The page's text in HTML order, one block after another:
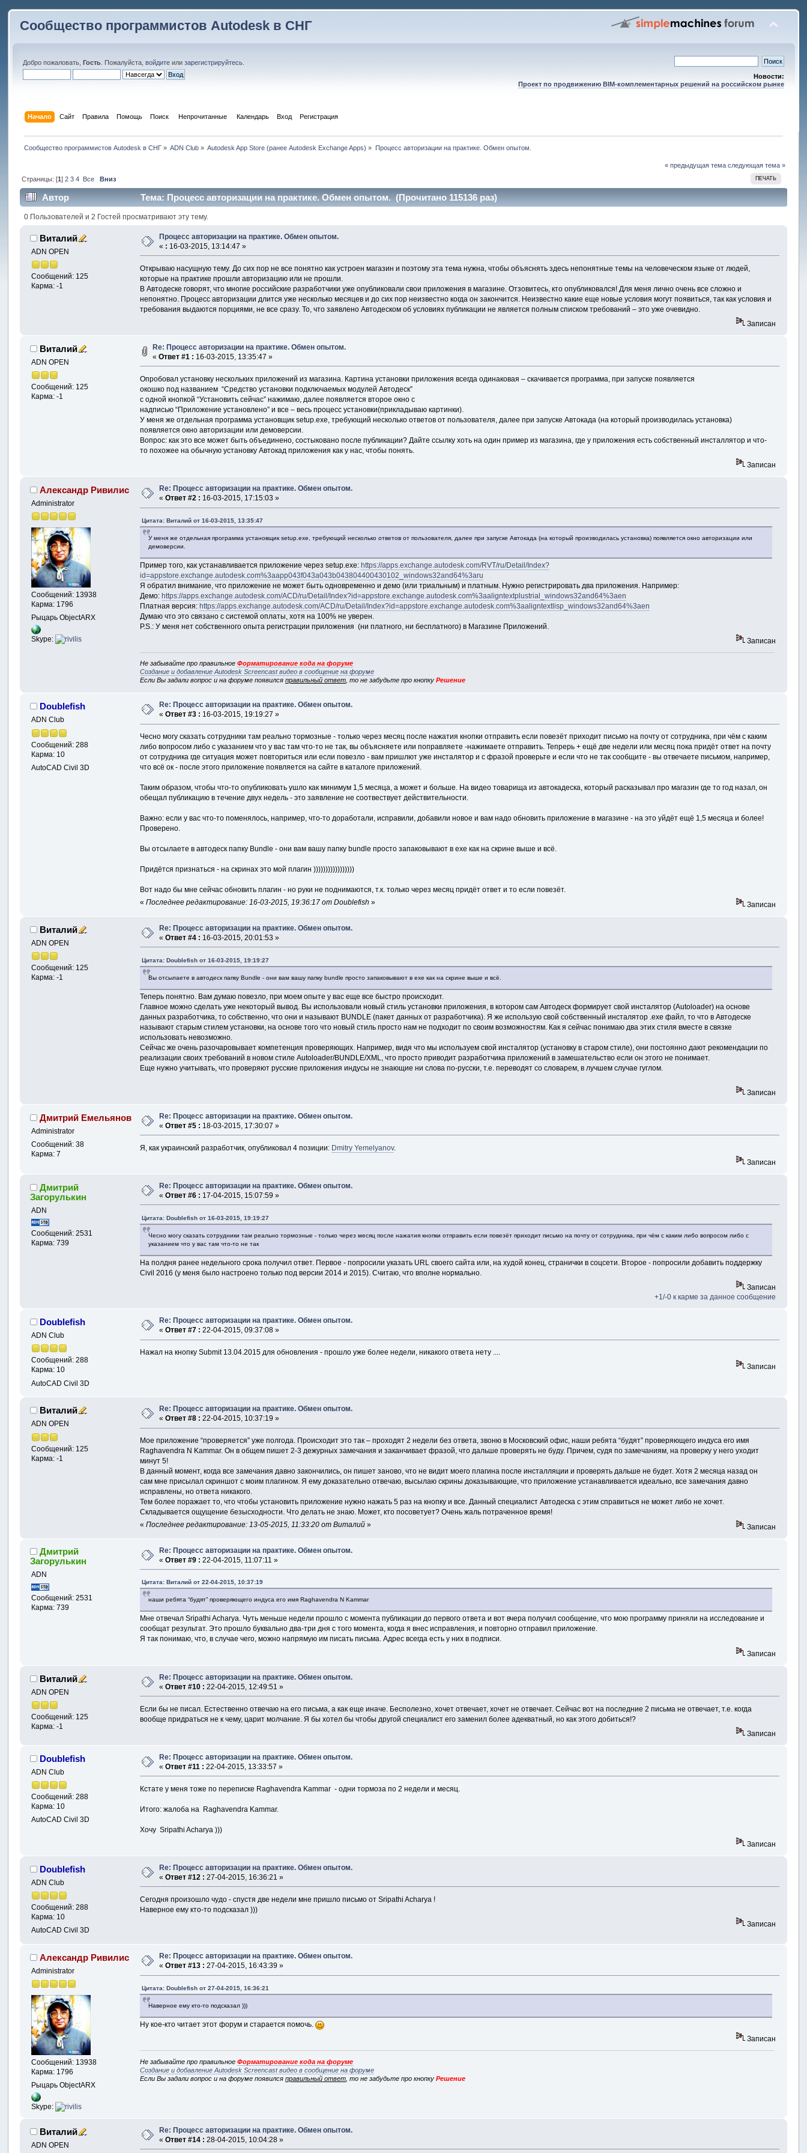
Сообщество программистов Autodesk в СНГ
Добро пожаловать,Гость . Пожалуйста,войдите илизарегистрируйтесь
Новости:
Проект по продвижению BIM-комплементарных решений на российском рынке
Начало Сайт Правила Помощь Поиск Непрочитанные Календарь Вход Регистрация
Сообщество программистов Autodesk в СНГ» ADN Club » Autodesk App Store (ранее Autodesk Exchange Apps) » Процесс авторизации на практике. Обмен опытом.
« предыдущая тема следующая тема »
ПЕЧАТЬ
Страницы: [1] 2 3 4 Все Вниз
Автор Тема: Процесс авторизации на практике. Обмен опытом. (Прочитано 115136 раз)
0 Пользователей и 2 Гостей просматривают эту тему.
Виталий
ADN OPEN
Сообщений: 125
Карма: -1
Процесс авторизации на практике. Обмен опытом.
« : 16-03-2015, 13:14:47 »
Открываю насущную тему. До сих пор не все понятно как устроен магазин и поэтому эта тема нужна, чтобы объяснять здесь непонятные темы на человеческом языке от людей,
которые на практике прошли авторизацию или не прошли.
В Автодеске говорят, что многие российские разработчики уже опубликовали свои приложения в магазине. Отзовитесь, кто опубликовался! Для меня лично очень все сложно и
непонятно. Процесс авторизации длится уже несколько месяцев и до сих пор неизвестно когда он закончится. Неизвестно какие еще новые условия могут появиться, так как условия и
требования выдаются порциями, не все сразу. То, что заявлено Автодеском об условиях публикации не является полным списком требований – это уже очевидно.
Записан
Виталий
ADN OPEN
Сообщений: 125
Карма: -1
Re: Процесс авторизации на практике. Обмен опытом.
«Ответ #1 : 16-03-2015, 13:35:47 »
Опробовал установку нескольких приложений из магазина. Картина установки приложения всегда одинаковая – скачивается программа, при запуске появляется
окошко под названием “Средство установки подключаемых модулей Автодеск”
с одной кнопкой “Установить сейчас” нажимаю, далее появляется второе окно с
надписью “Приложение установлено” и все – весь процесс установки(прикладываю картинки).
У меня же отдельная программа установщик setup.exe, требующий несколько ответов от пользователя, далее при запуске Автокада (на который производилась установка)
появляется окно авторизации или демоверсии.
Вопрос: как это все может быть объединено, состыковано после публикации? Дайте ссылку хоть на один пример из магазина, где у приложения есть собственный инсталлятор и что-
то похожее на обычную установку Автокад приложения как у нас, чтобы понять.
Записан
Александр Ривилис
Administrator
Сообщений: 13938
Карма: 1796
Рыцарь ObjectARX
Skype:
Re: Процесс авторизации на практике. Обмен опытом.
«Ответ #2 : 16-03-2015, 17:15:03 »
Цитата: Виталий от 16-03-2015, 13:35:47
У меня же отдельная программа установщик setup.exe, требующий несколько ответов от пользователя, далее при запуске Автокада (на который производилась установка) появляется окно авторизации или
демоверсии.
Пример того, как устанавливается приложение через setup.exe: https://apps.exchange.autodesk.com/RVT/ru/Detail/Index?
id=appstore.exchange.autodesk.com%3aapp043f043a043b043804400430102_windows32and64%3aru
Я обратил внимание, что приложение не может быть одновременно и демо (или триальным) и платным. Нужно регистрировать два приложения. Например:
Демо: https://apps.exchange.autodesk.com/ACD/ru/Detail/Index?id=appstore.exchange.autodesk.com%3aaligntextplustrial_windows32and64%3aen
Платная версия: https://apps.exchange.autodesk.com/ACD/ru/Detail/Index?id=appstore.exchange.autodesk.com%3aaligntextlisp_windows32and64%3aen
Думаю что это связано с системой оплаты, хотя на 100% не уверен.
P.S.: У меня нет собственного опыта регистрации приложения (ни платного, ни бесплатного) в Магазине Приложений.
Записан
Не забывайте про правильноеФорматирование кода на форуме
Создание и добавление Autodesk Screencast видео в сообщение на форуме
Если Вы задали вопрос и на форуме появилсяправильный ответ, то не забудьте про кнопкуРешение
Doublefish
ADN Club
Сообщений: 288
Карма: 10
AutoCAD Civil 3D
Re: Процесс авторизации на практике. Обмен опытом.
«Ответ #3 : 16-03-2015, 19:19:27 »
Чесно могу сказать сотрудники там реально тормозные - только через месяц после нажатия кнопки отправить если повезёт приходит письмо на почту от сотрудника, при чём с каким
либо вопросом либо с указанием что у вас там что-то не так, вы объясняете или поправляете -нажимаете отправить. Тепрерь + ещё две недели или месяц пока придёт ответ на почту
от сотрудника где ситуация может повториться или если повезло - вам пришлют уже инсталятор и с фразой проверьте и если что не так сообщите - вы отвечаете письмом, например,
что всё ок - после этого приложение появляется на сайте в каталоге приложений.
Таким образом, чтобы что-то опубликовать ушло как минимум 1,5 месяца, а может и больше. На видео товарища из автокадеска, который расказывал про магазин где то год назал, он
обещал публикацию в течение двух недель - это заявление не соотвествует действительности.
Важно: если у вас что-то поменялось, например, что-то доработали, исправили, добавили новое и вам надо обновить приложение в магазине - на это уйдёт ещё 1,5 месяца и более!
Проверено.
Вы отсылаете в автодеск папку Bundle - они вам вашу папку bundle просто запаковывают в exe как на скрине выше и всё.
Придётся признаться - на скринах это мой плагин )))))))))))))))))
Вот надо бы мне сейчас обновить плагин - но руки не поднимаются, т.к. только через месяц придёт ответ и то если повезёт.
«Последнее редактирование: 16-03-2015, 19:36:17 от Doublefish » Записан
Виталий
ADN OPEN
Сообщений: 125
Карма: -1
Re: Процесс авторизации на практике. Обмен опытом.
«Ответ #4 : 16-03-2015, 20:01:53 »
Цитата: Doublefish от 16-03-2015, 19:19:27
Вы отсылаете в автодеск папку Bundle - они вам вашу папку bundle просто запаковывают в exe как на скрине выше и всё.
Теперь понятно. Вам думаю повезло, при моем опыте у вас еще все быстро происходит.
Главное можно сделать уже некоторый вывод. Вы использовали новый стиль установки приложения, в котором сам Автодеск формирует свой инсталятор (Autoloader) на основе
данных разработчика, то собственно, что они и называют BUNDLE (пакет данных от разработчика). Я же использую свой собственный инсталятор .exe файл, то что в Автодеске
называют старым стилем установки, на основе того что новый стиль просто нам не подходит по своим возможностям. Как я сейчас понимаю два этих стиля вместе в связке
использовать невозможно.
Сейчас же очень разочаровывает компетенция проверяющих. Например, видя что мы используем свой инсталятор (установку в старом стиле), они постоянно дают рекомендации по
реализации своих требований в новом стиле Autoloader/BUNDLE/XML, что просто приводит разработчика приложений в замешательство если он этого не понимает.
Еще нужно учитывать, что проверяют русские приложения индусы не знающие ни слова по-русски, т.е. переводят со словарем, в лучшем случае гуглом.
Записан
Дмитрий Емельянов
Administrator
Сообщений: 38
Карма: 7
Re: Процесс авторизации на практике. Обмен опытом.
«Ответ #5 : 18-03-2015, 17:30:07 »
Я, как украинский разработчик, опубликовал 4 позиции: Dmitry Yemelyanov.
Записан
Дмитрий
Загорулькин
ADN
Сообщений: 2531
Карма: 739
Re: Процесс авторизации на практике. Обмен опытом.
«Ответ #6 : 17-04-2015, 15:07:59 »
Цитата: Doublefish от 16-03-2015, 19:19:27
Чесно могу сказать сотрудники там реально тормозные - только через месяц после нажатия кнопки отправить если повезёт приходит письмо на почту от сотрудника, при чём с каким либо вопросом либо с
указанием что у вас там что-то не так
На полдня ранее недельного срока получил ответ. Первое - попросили указать URL своего сайта или, на худой конец, странички в соцсети. Второе - попросили добавить поддержку
Civil 2016 (у меня было настроено только под версии 2014 и 2015). Считаю, что вполне нормально.
Записан
+1/-0 к карме за данное сообщение
Doublefish
ADN Club
Сообщений: 288
Карма: 10
AutoCAD Civil 3D
Re: Процесс авторизации на практике. Обмен опытом.
«Ответ #7 : 22-04-2015, 09:37:08 »
Нажал на кнопку Submit 13.04.2015 для обновления - прошло уже более недели, никакого ответа нету ....
Записан
Виталий
ADN OPEN
Сообщений: 125
Карма: -1
Re: Процесс авторизации на практике. Обмен опытом.
«Ответ #8 : 22-04-2015, 10:37:19 »
Мое приложение “проверяется” уже полгода. Происходит это так – проходят 2 недели без ответа, звоню в Московский офис, наши ребята “будят” проверяющего индуса его имя
Raghavendra N Kammar. Он в общем пишет 2-3 дежурных замечания и заканчивает фразой, что дальше проверять не буду. Причем, судя по замечаниям, на проверку у него уходит
минут 5!
В данный момент, когда все замечания давно закончились, он пишет заново, что не видит моего плагина после инсталляции и проверять дальше не будет. Хотя 2 месяца назад он
сам мне присылал скриншот с моим плагином. Я ему доказательно отвечаю, высылаю скрины доказывающие, что приложение устанавливается идеально, все замечания давно
исправлены, но ответа никакого.
Тем более поражает то, что чтобы установить приложение нужно нажать 5 раз на кнопку и все. Данный специалист Автодеска с этим справиться не может либо не хочет.
Складывается ощущение безысходности. Что делать не знаю. Может, кто посоветует? Очень жаль потраченное время!
«Последнее редактирование: 13-05-2015, 11:33:20 от Виталий » Записан
Дмитрий
Загорулькин
ADN
Сообщений: 2531
Карма: 739
Re: Процесс авторизации на практике. Обмен опытом.
«Ответ #9 : 22-04-2015, 11:07:11 »
Цитата: Виталий от 22-04-2015, 10:37:19
наши ребята “будят” проверяющего индуса его имя Raghavendra N Kammar
Мне отвечал Sripathi Acharya. Чуть меньше недели прошло с момента публикации до первого ответа и вот вчера получил сообщение, что мою программу приняли на исследование и
сообщат результат. Это прошло буквально два-три дня с того момента, когда я внес исправления, и повторно отправил приложение.
Я так понимаю, что, в случае чего, можно напрямую им писать письма. Адрес всегда есть у них в подписи.
Записан
Виталий
ADN OPEN
Сообщений: 125
Карма: -1
Re: Процесс авторизации на практике. Обмен опытом.
«Ответ #10 : 22-04-2015, 12:49:51 »
Если бы не писал. Естественно отвечаю на его письма, а как еще иначе. Бесполезно, хочет отвечает, хочет не отвечает. Сейчас вот на последние 2 письма не отвечает, т.е. когда
вообще придраться не к чему, царит молчание. Я бы хотел бы чтобы другой специалист его заменил более адекватный, но как этого добиться!?
Записан
Doublefish
ADN Club
Сообщений: 288
Карма: 10
AutoCAD Civil 3D
Re: Процесс авторизации на практике. Обмен опытом.
«Ответ #11 : 22-04-2015, 13:33:57 »
Кстате у меня тоже по переписке Raghavendra Kammar - одни тормоза по 2 недели и месяц.
Итого: жалоба на Raghavendra Kammar.
Хочу Sripathi Acharya )))
Записан
Doublefish
ADN Club
Сообщений: 288
Карма: 10
AutoCAD Civil 3D
Re: Процесс авторизации на практике. Обмен опытом.
«Ответ #12 : 27-04-2015, 16:36:21 »
Сегодня произошло чудо - спустя две недели мне пришло письмо от Sripathi Acharya !
Наверное ему кто-то подсказал )))
Записан
Александр Ривилис
Administrator
Сообщений: 13938
Карма: 1796
Рыцарь ObjectARX
Skype:
Re: Процесс авторизации на практике. Обмен опытом.
«Ответ #13 : 27-04-2015, 16:43:39 »
Цитата: Doublefish от 27-04-2015, 16:36:21
Наверное ему кто-то подсказал )))
Ну кое-кто читает этот форум и старается помочь.
Записан
Не забывайте про правильноеФорматирование кода на форуме
Создание и добавление Autodesk Screencast видео в сообщение на форуме
Если Вы задали вопрос и на форуме появилсяправильный ответ , то не забудьте про кнопкуРешение
Виталий
ADN OPEN
Re: Процесс авторизации на практике. Обмен опытом.
«Ответ #14 : 28-04-2015, 10:04:28 »